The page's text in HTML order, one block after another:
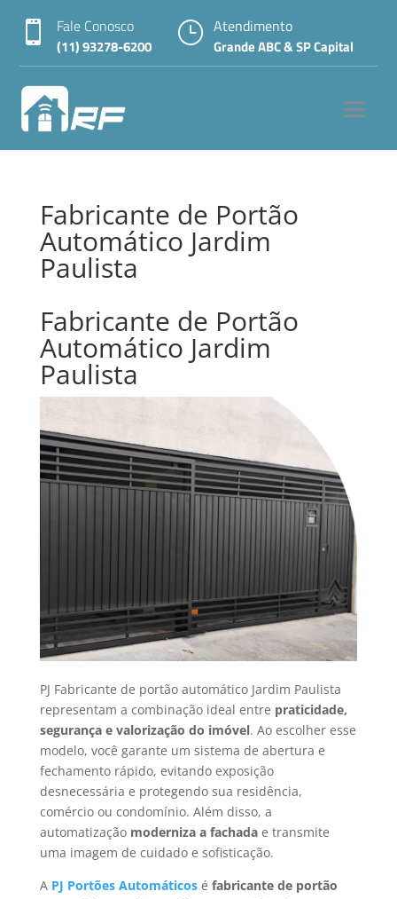
 Fale Conosco
(11) 93278-6200
} Atendimento
Grande ABC & SP Capital
Fabricante de Portão
Automático Jardim
Paulista
Fabricante de Portão
Automático Jardim
Paulista
PJ Fabricante de portão automático Jardim Paulista
representam a combinação ideal entre praticidade,
segurança e valorização do imóvel. Ao escolher esse
modelo, você garante um sistema de abertura e
fechamento rápido, evitando exposição
desnecessária e protegendo sua residência,
comércio ou condomínio. Além disso, a
automatização moderniza a fachadae transmite
uma imagem de cuidado e sofisticação.
A PJ Portões Automáticosé fabricante de portão